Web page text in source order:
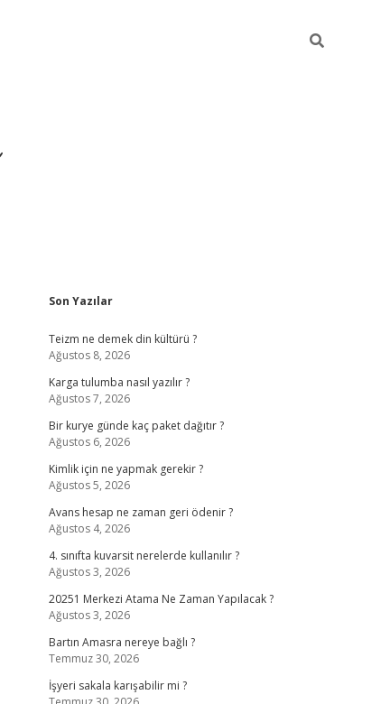
Sidebar
Son Yazılar
Teizm ne demek din kültürü ?
Ağustos 8, 2026
Karga tulumba nasıl yazılır ?
Ağustos 7, 2026
Bir kurye günde kaç paket dağıtır ?
Ağustos 6, 2026
Kimlik için ne yapmak gerekir ?
Ağustos 5, 2026
Avans hesap ne zaman geri ödenir ?
Ağustos 4, 2026
4. sınıfta kuvarsit nerelerde kullanılır ?
Ağustos 3, 2026
20251 Merkezi Atama Ne Zaman Yapılacak ?
Ağustos 3, 2026
Bartın Amasra nereye bağlı ?
Temmuz 30, 2026
İşyeri sakala karışabilir mi ?